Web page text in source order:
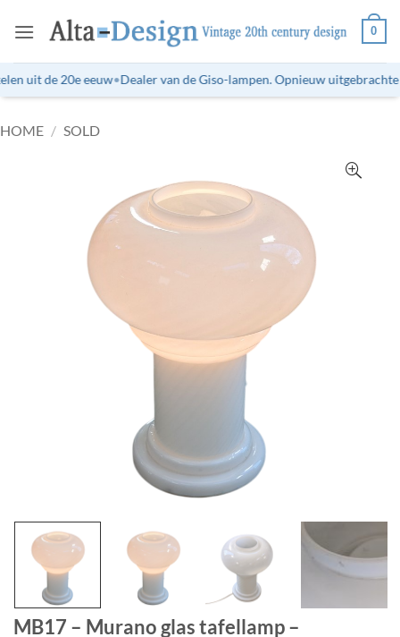
naar
0
uit de 20e eeuw•Dealer van de Giso-lampen. Opnieuw uitgebrachte
HOME / SOLD
MB17 – Murano glas tafellamp –